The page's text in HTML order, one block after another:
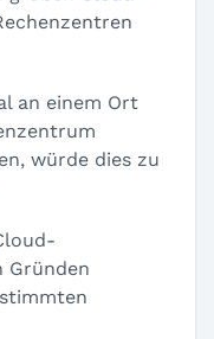
an einem Ort
würde dies zu
Gründen